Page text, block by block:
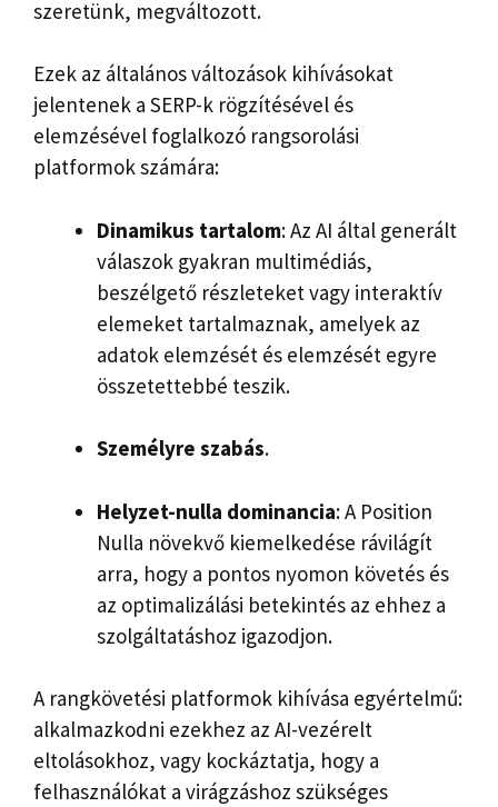
szeretünk, megváltozott.
Ezek az általános változások kihívásokat
jelentenek a SERP-k rögzítésével és
elemzésével foglalkozó rangsorolási
platformok számára:
Dinamikus tartalom: Az AI által generált
válaszok gyakran multimédiás,
beszélgető részleteket vagy interaktív
elemeket tartalmaznak, amelyek az
adatok elemzését és elemzését egyre
összetettebbé teszik.
Személyre szabás.
Helyzet-nulla dominancia: A Position
Nulla növekvő kiemelkedése rávilágít
arra, hogy a pontos nyomon követés és
az optimalizálási betekintés az ehhez a
szolgáltatáshoz igazodjon.
A rangkövetési platformok kihívása egyértelmű:
alkalmazkodni ezekhez az AI-vezérelt
eltolásokhoz, vagy kockáztatja, hogy a
felhasználókat a virágzáshoz szükséges